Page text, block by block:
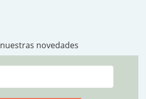
novedades